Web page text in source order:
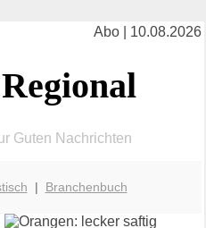
Abo | 10.08.2026
Guten Nachrichten
| Branchenbuch